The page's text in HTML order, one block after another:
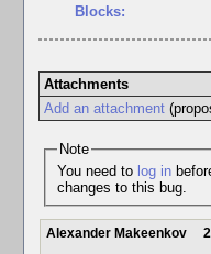
Blocks:
Attachments
Add an attachment
Note
You need to log inbefore you can comment on or make
changes to this bug.
Alexander Makeenkov